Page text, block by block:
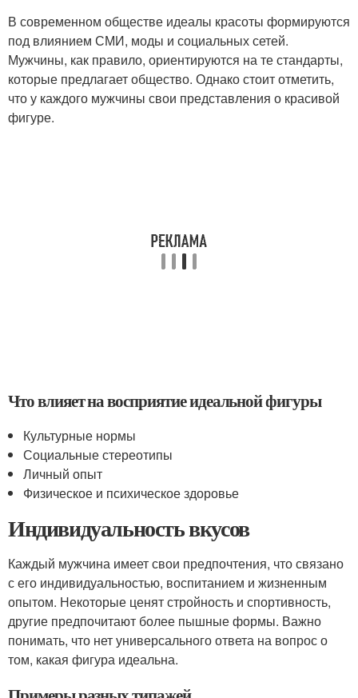
В современном обществе идеалы красоты формируются
под влиянием СМИ, моды и социальных сетей.
Мужчины, как правило, ориентируются на те стандарты,
которые предлагает общество. Однако стоит отметить,
что у каждого мужчины свои представления о красивой
фигуре.
Что влияет на восприятие идеальной фигуры
Культурные нормы
Социальные стереотипы
Личный опыт
Физическое и психическое здоровье
Индивидуальность вкусов
Каждый мужчина имеет свои предпочтения, что связано
с его индивидуальностью, воспитанием и жизненным
опытом. Некоторые ценят стройность и спортивность,
другие предпочитают более пышные формы. Важно
понимать, что нет универсального ответа на вопрос о
том, какая фигура идеальна.